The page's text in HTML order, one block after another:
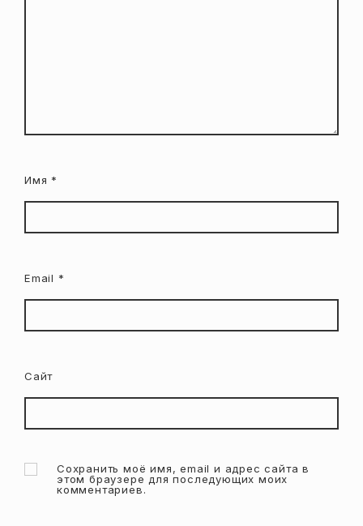
Имя *
Email *
Сайт
Сохранить моё имя, email и адрес сайта в
этом браузере для последующих моих
комментариев.